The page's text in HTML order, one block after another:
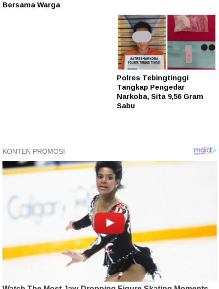
Bersama Warga
Polres Tebingtinggi
Tangkap Pengedar
Narkoba, Sita 9,56 Gram
Sabu